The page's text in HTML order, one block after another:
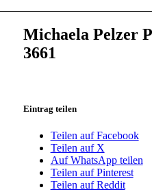
Michaela Pelzer
3661
Eintrag teilen
Teilen auf Facebook
Teilen auf X
Auf WhatsApp teilen
Teilen auf Pinterest
Teilen auf Reddit